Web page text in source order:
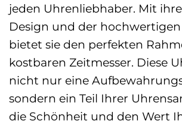
jeden Uhrenliebhaber. Mit
Design und der
bietet sie den perfekten
kostbaren Zeitmesser. Diese
nicht nur eine
sondern ein Teil Ihrer
die Schönheit und den Wert